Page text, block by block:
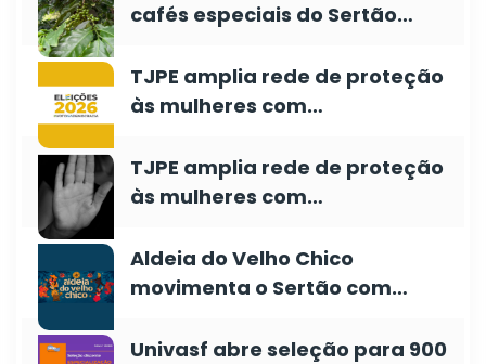
cafés especiais do Sertão…
TJPE amplia rede de proteção
às mulheres com…
TJPE amplia rede de proteção
às mulheres com…
Aldeia do Velho Chico
movimenta o Sertão com…
Univasf abre seleção para 900